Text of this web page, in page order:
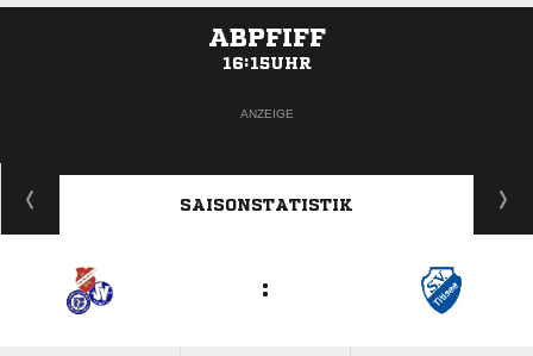
ABPFIFF
16:15UHR
ANZEIGE
SAISONSTATISTIK
: